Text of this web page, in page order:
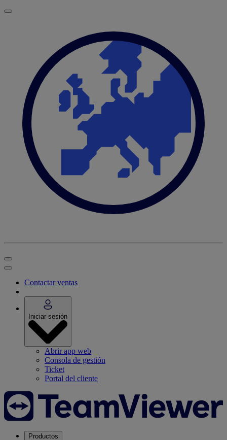
Contactar ventas
Iniciar sesión
Abrir app web
Consola de gestión
Ticket
Portal del cliente
Productos